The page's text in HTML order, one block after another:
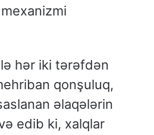
hər iki tərəfdən
qonşuluq,
əlaqələrin
edib ki, xalqlar